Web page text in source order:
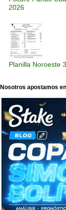
2026
Planilla Noroeste
Nosotros apostamos